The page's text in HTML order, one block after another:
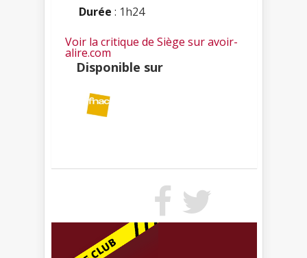
Durée : 1h24
Voir la critique de Siège sur avoir-
alire.com
Disponible sur